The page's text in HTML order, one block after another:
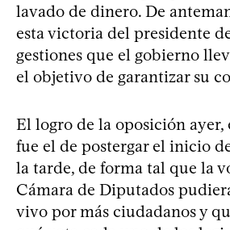
lavado de dinero. De
esta victoria del presidente
gestiones que el gobierno
el objetivo de garantizar su
El logro de la oposición ayer,
fue el de postergar el inicio
la tarde, de forma tal que la
Cámara de Diputados
vivo por más ciudadanos y